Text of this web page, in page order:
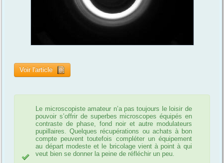
Voir l'article
Le microscopiste amateur n’a pas toujours le loisir de
pouvoir s’offrir de superbes microscopes équipés en
contraste de phase, fond noir et autre modulateurs
pupillaires. Quelques récupérations ou achats à bon
compte peuvent toutefois compléter un équipement
au départ modeste et le bricolage vient à point à qui
veut bien se donner la peine de réfléchir un peu.